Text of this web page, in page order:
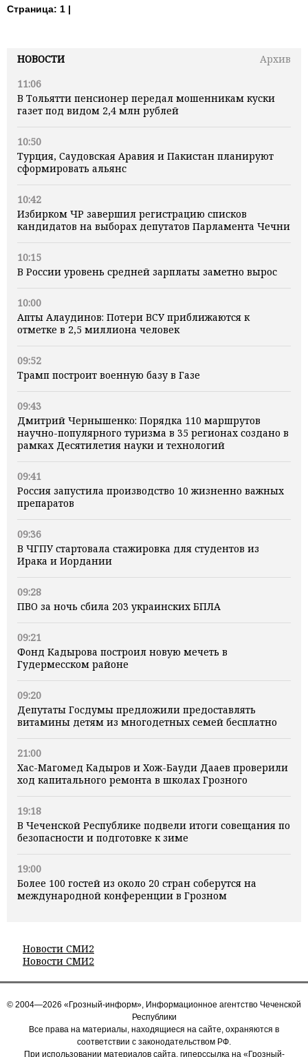
НОВОСТИ
Архив
11:06
В Тольятти пенсионер передал мошенникам куски
газет под видом 2,4 млн рублей
10:50
Турция, Саудовская Аравия и Пакистан планируют
сформировать альянс
10:42
Избирком ЧР завершил регистрацию списков
кандидатов на выборах депутатов Парламента Чечни
10:15
В России уровень средней зарплаты заметно вырос
10:00
Апты Алаудинов: Потери ВСУ приближаются к
отметке в 2,5 миллиона человек
09:52
Трамп построит военную базу в Газе
09:43
Дмитрий Чернышенко: Порядка 110 маршрутов
научно-популярного туризма в 35 регионах создано в
рамках Десятилетия науки и технологий
09:41
Россия запустила производство 10 жизненно важных
препаратов
09:36
В ЧГПУ стартовала стажировка для студентов из
Ирака и Иордании
09:28
ПВО за ночь сбила 203 украинских БПЛА
09:21
Фонд Кадырова построил новую мечеть в
Гудермесском районе
09:20
Депутаты Госдумы предложили предоставлять
витамины детям из многодетных семей бесплатно
21:00
Хас-Магомед Кадыров и Хож-Бауди Дааев проверили
ход капитального ремонта в школах Грозного
19:18
В Чеченской Республике подвели итоги совещания по
безопасности и подготовке к зиме
19:00
Более 100 гостей из около 20 стран соберутся на
международной конференции в Грозном
Новости СМИ2
Новости СМИ2
Страница: 1 |
© 2004—2026 «Грозный-информ», Информационное агентство Чеченской
Республики
Все права на материалы, находящиеся на сайте, охраняются в
соответствии с законодательством РФ.
При использовании материалов сайта, гиперссылка на «Грозный-